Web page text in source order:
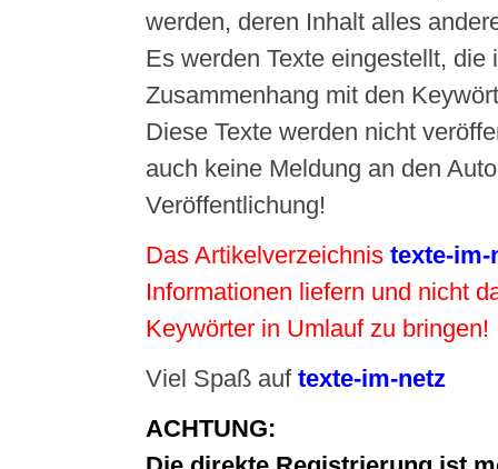
werden, deren Inhalt alles
Es werden Texte eingestellt, die
Zusammenhang mit den
Diese Texte werden nicht
auch keine Meldung an den
Veröffentlichung!
Das Artikelverzeichnis texte-im-
Informationen liefern und nicht
Keywörter in Umlauf zu bringen!
Viel Spaß auf texte-im-netz
ACHTUNG: